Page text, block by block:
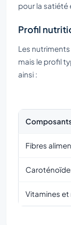
pour la satiété
Profil
Les
mais le profil
ainsi :
Fibres
Vitamines et